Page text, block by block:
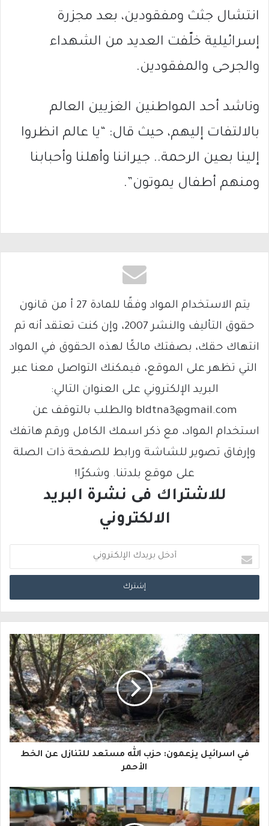
انتشال جثث ومفقودين، بعد مجزرة
إسرائيلية خلّفت العديد من الشهداء
والجرحى والمفقودين.
وناشد أحد المواطنين الغزيين العالم
بالالتفات إليهم، حيث قال: “يا عالم انظروا
إلينا بعين الرحمة.. جيراننا وأهلنا وأحبابنا
ومنهم أطفال يموتون”.
يتم الاستخدام المواد وفقًا للمادة 27 أ من قانون
حقوق التأليف والنشر 2007، وإن كنت تعتقد أنه تم
انتهاك حقك، بصفتك مالكًا لهذه الحقوق في المواد
التي تظهر على الموقع، فيمكنك التواصل معنا عبر
البريد الإلكتروني على العنوان التالي:
bldtna3@gmail.com والطلب بالتوقف عن
استخدام المواد، مع ذكر اسمك الكامل ورقم هاتفك
وإرفاق تصوير للشاشة ورابط للصفحة ذات الصلة
على موقع بلدتنا. وشكرًا!
للاشتراك فى نشرة البريد
الالكتروني
د
خ
ب
ر
ي
د
ك
ا
إ
ل
في اسرائيل يزعمون: حزب الله مستعد للتنازل عن الخط
الأحمر